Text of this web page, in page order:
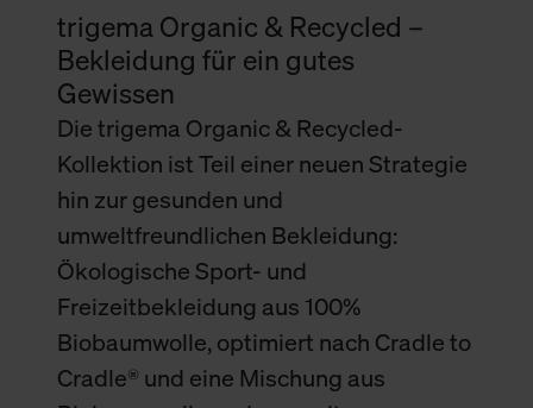
trigema Organic & Recycled –
Bekleidung für ein gutes
Gewissen
Die trigema Organic & Recycled-
Kollektion ist Teil einer neuen Strategie
hin zur gesunden und
umweltfreundlichen Bekleidung:
Ökologische Sport- und
Freizeitbekleidung aus 100%
Biobaumwolle, optimiert nach Cradle to
Cradle® und eine Mischung aus